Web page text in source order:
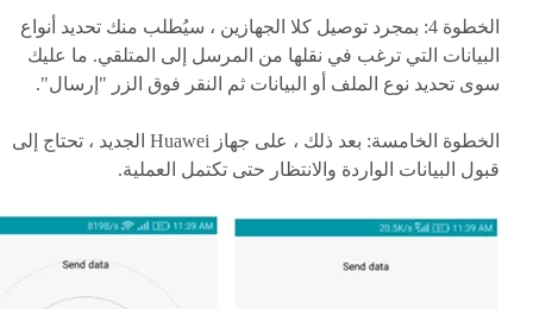
الخطوة 4:
بمجرد توصيل كلا الجهازين ، سيُطلب منك تحديد أنواع
البيانات التي ترغب في نقلها من المرسل إلى المتلقي. ما عليك
سوى تحديد نوع الملف أو البيانات ثم النقر فوق الزر "إرسال".
الخطوة الخامسة:
بعد ذلك ، على جهاز Huawei الجديد ، تحتاج إلى
قبول البيانات الواردة والانتظار حتى تكتمل العملية.